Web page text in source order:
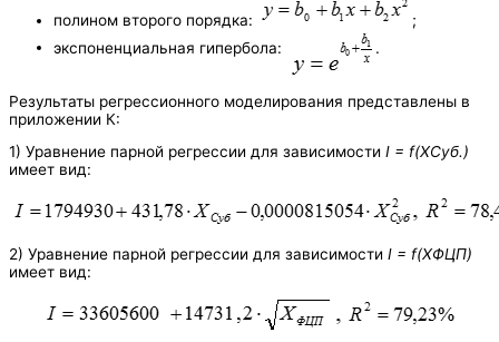
полином второго порядка:
;
экспоненциальная гипербола:
.
Результаты регрессионного моделирования представлены в
приложении К:
1) Уравнение парной регрессии для зависимости I = f(ХСуб.)
имеет вид:
2) Уравнение парной регрессии для зависимости I = f(ХФЦП)
имеет вид: